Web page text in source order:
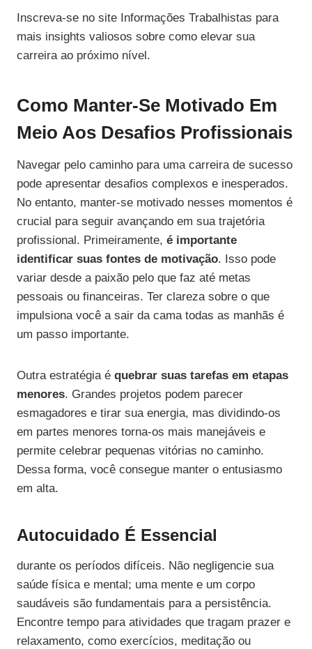
Inscreva-se no site Informações Trabalhistas para
mais insights valiosos sobre como elevar sua
carreira ao próximo nível.
Como Manter-Se Motivado Em
Meio Aos Desafios Profissionais
Navegar pelo caminho para uma carreira de sucesso
pode apresentar desafios complexos e inesperados.
No entanto, manter-se motivado nesses momentos é
crucial para seguir avançando em sua trajetória
profissional. Primeiramente, é importante
identificar suas fontes de motivação. Isso pode
variar desde a paixão pelo que faz até metas
pessoais ou financeiras. Ter clareza sobre o que
impulsiona você a sair da cama todas as manhãs é
um passo importante.
Outra estratégia é quebrar suas tarefas em etapas
menores. Grandes projetos podem parecer
esmagadores e tirar sua energia, mas dividindo-os
em partes menores torna-os mais manejáveis e
permite celebrar pequenas vitórias no caminho.
Dessa forma, você consegue manter o entusiasmo
em alta.
Autocuidado É Essencial
durante os períodos difíceis. Não negligencie sua
saúde física e mental; uma mente e um corpo
saudáveis são fundamentais para a persistência.
Encontre tempo para atividades que tragam prazer e
relaxamento, como exercícios, meditação ou